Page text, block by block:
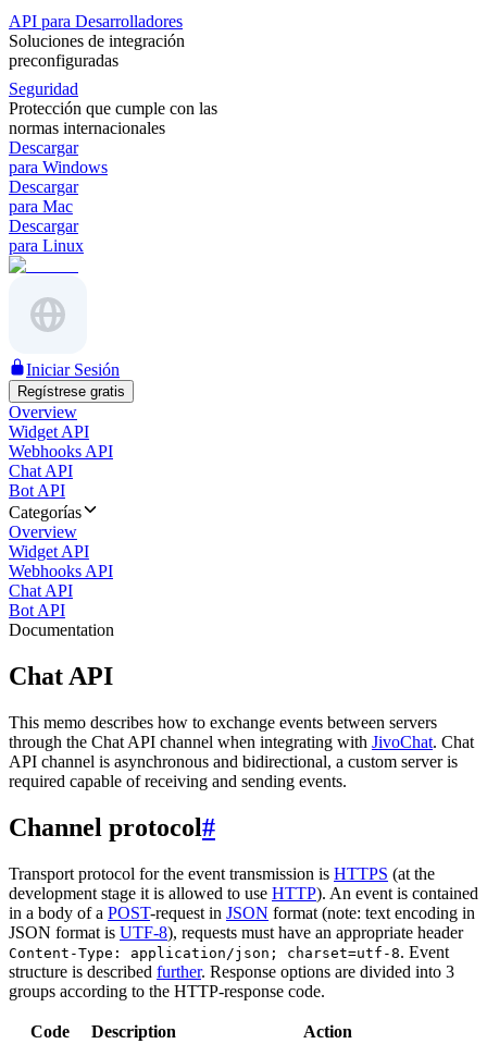
API para Desarrolladores
Soluciones de integración
preconfiguradas
Seguridad
Protección que cumple con las
normas internacionales
Descargar
para Windows
Descargar
para Mac
Descargar
para Linux
Iniciar Sesión
Regístrese gratis
Overview
Widget API
Webhooks API
Chat API
Bot API
Categorías
Overview
Widget API
Webhooks API
Chat API
Bot API
Documentation
Chat API
This memo describes how to exchange events between servers
through the Chat API channel when integrating with JivoChat. Chat
API channel is asynchronous and bidirectional, a custom server is
required capable of receiving and sending events.
Channel protocol#
Transport protocol for the event transmission is HTTPS (at the
development stage it is allowed to use HTTP). An event is contained
in a body of a POST-request in JSON format (note: text encoding in
JSON format is UTF-8), requests must have an appropriate header
Content-Type: application/json; charset=utf-8. Event
structure is described further. Response options are divided into 3
groups according to the HTTP-response code.
Code Description Action